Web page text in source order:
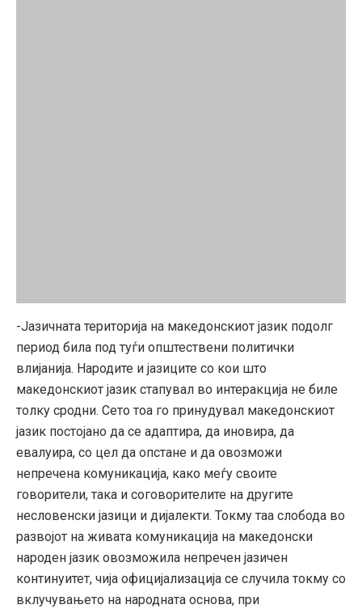
-Јазичната територија на македонскиот јазик подолг
период била под туѓи општествени политички
влијанија. Народите и јазиците со кои што
македонскиот јазик стапувал во интеракција не биле
толку сродни. Сето тоа го принудувал македонскиот
јазик постојано да се адаптира, да иновира, да
евалуира, со цел да опстане и да овозможи
непречена комуникација, како меѓу своите
говорители, така и соговорителите на другите
несловенски јазици и дијалекти. Токму таа слобода во
развојот на живата комуникација на македонски
народен јазик овозможила непречен јазичен
континуитет, чија официјализација се случила токму со
вклучувањето на народната основа, при